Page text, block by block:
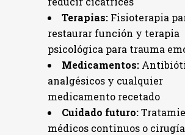
Terapias: Fisioterapia
restaurar función y terapia
psicológica para trauma
Medicamentos:
analgésicos y cualquier
medicamento recetado
Cuidado futuro:
médicos continuos o